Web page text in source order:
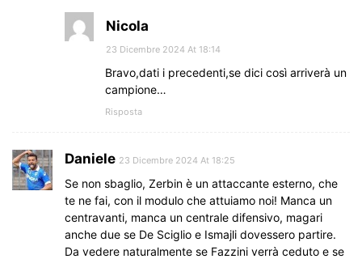
Nicola
23 Dicembre 2024 At 18:14
Bravo,dati i precedenti,se dici così arriverà un
campione…
Risposta
Daniele 23 Dicembre 2024 At 18:25
Se non sbaglio, Zerbin è un attaccante esterno, che
te ne fai, con il modulo che attuiamo noi! Manca un
centravanti, manca un centrale difensivo, magari
anche due se De Sciglio e Ismajli dovessero partire.
Da vedere naturalmente se Fazzini verrà ceduto e se